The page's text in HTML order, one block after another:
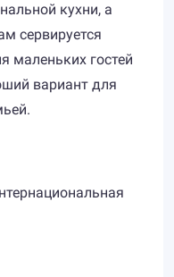
кухни, а
сервируется
маленьких гостей
вариант для